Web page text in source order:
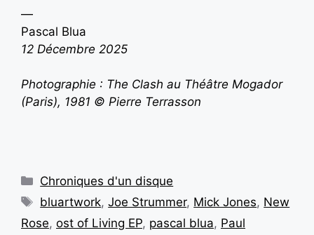
—
Pascal Blua
12 Décembre 2025
Photographie : The Clash au Théâtre Mogador
(Paris), 1981 © Pierre Terrasson
Chroniques d'un disque
bluartwork,Joe Strummer, Mick Jones, New
Rose, ost of Living EP, pascal blua, Paul